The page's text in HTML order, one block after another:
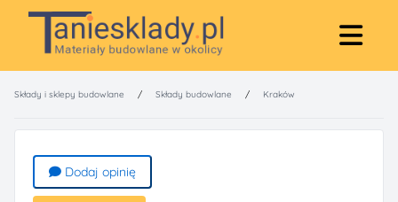
Składy i sklepy budowlane / Składy budowlane / Kraków
Dodaj opinię